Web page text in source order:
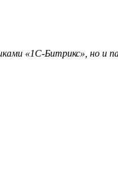
«1С-Битрикс», но и